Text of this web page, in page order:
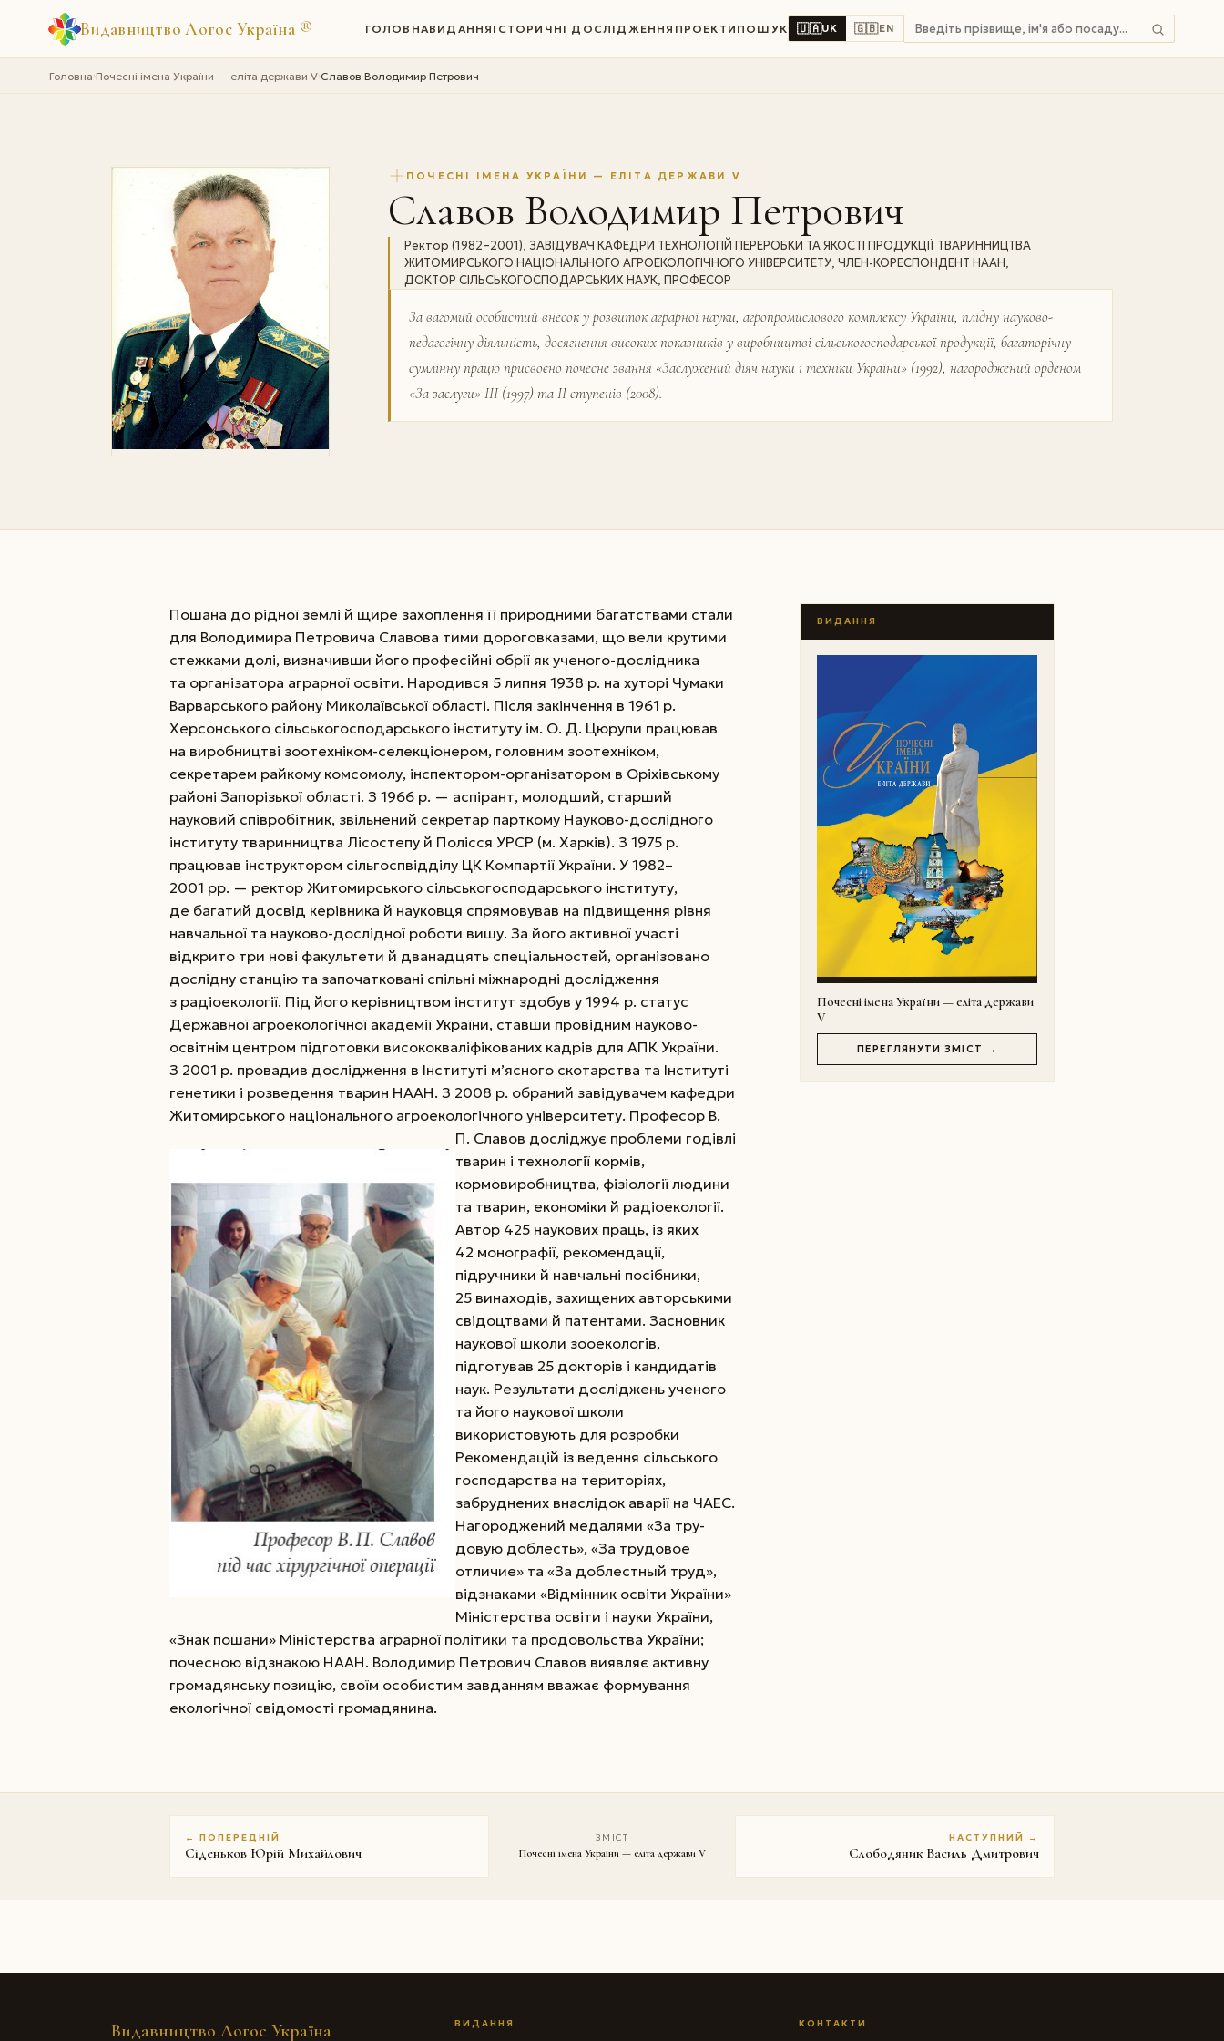
Видавництво Логос Україна ® ГОЛОВНАВИДАННЯ ІСТОРИЧНІ ДОСЛІДЖЕННЯ ПРОЕКТИ ПОШУК 🇺🇦UK 🇬🇧EN
Головна›Почесні імена України — еліта держави V›Славов Володимир Петрович
ПОЧЕСНІ ІМЕНА УКРАЇНИ — ЕЛІТА ДЕРЖАВИ V
Славов Володимир Петрович
Ректор (1982–2001), ЗАВІДУВАЧ КАФЕДРИ ТЕХНОЛОГІЙ ПЕРЕРОБКИ ТА ЯКОСТІ ПРОДУКЦІЇ ТВАРИННИЦТВА
ЖИТОМИРСЬКОГО НАЦІОНАЛЬНОГО АГРОЕКОЛОГІЧНОГО УНІВЕРСИТЕТУ, ЧЛЕН-КОРЕСПОНДЕНТ НААН,
ДОКТОР СІЛЬСЬКОГОСПОДАРСЬКИХ НАУК, ПРОФЕСОР
За вагомий особистий внесок у розвиток аграрної науки, агропромислового комплексу України, плідну науково-
педагогічну діяльність, досягнення високих показників у виробництві сільськогосподарської продукції, багаторічну
сумлінну працю присвоєно почесне звання «Заслужений діяч науки і техніки України» (1992), нагороджений орденом
«За заслуги» ІІІ (1997) та ІІ ступенів (2008).
Пошана до рідної землі й щире захоплення її природними багатствами стали
для Володимира Петровича Славова тими дороговказами, що вели крутими
стежками долі, визначивши його професійні обрії як ученого-дослідника
та організатора аграрної освіти. Народився 5 липня 1938 р. на хуторі Чумаки
Варварського району Миколаївської області. Після закінчення в 1961 р.
Херсонського сільськогосподарського інституту ім. О. Д. Цюрупи працював
на виробництві зоотехніком-селекціонером, головним зоо­техніком,
секретарем райкому комсомолу, інспектором-організатором в Оріхівському
районі Запорізької області. З 1966 р. — аспірант, молодший, старший
науковий співробітник, звільнений секретар парткому Науково-дослідного
інституту тваринництва Лісостепу й Полісся УРСР (м. Харків). З 1975 р.
працював інструктором сільгоспвідділу ЦК Компартії України. У 1982–
2001 рр. — ­ректор Житомирського сільськогосподарського інституту,
де багатий досвід керівника й науковця спрямовував на підвищення рівня
навчальної та науково-дослідної роботи вишу. За його активної участі
відкрито три нові факультети й дванадцять спеціальностей, організовано
дослідну станцію та започатковані спільні міжнародні дослідження
з радіоекології. Під його керівництвом інститут здобув у 1994 р. статус
Державної агроекологічної академії України, ставши провідним науково-
освітнім центром підготовки висококваліфікованих кадрів для АПК України.
З 2001 р. провадив дослідження в Інституті м’ясного скотарства та Інституті
генетики і розведення тварин НААН. З 2008 р. обраний завідувачем кафедри
Житомирського національного агроекологічного університету. Професор В.
П. Славов досліджує проблеми годівлі
тварин і технології кормів,
кормовиробництва, фізіології людини
та тварин, економіки й радіоекології.
Автор 425 наукових праць, із яких
42 монографії, рекомендації,
підручники й навчальні посібники,
25 винаходів, захищених авторськими
свідоцтвами й патентами. Засновник
наукової школи зооекологів,
підготував 25 докторів і кандидатів
наук. Результати досліджень ученого
та його наукової школи
використовують для розробки
Рекомендацій із ведення сільського
господарства на територіях,
забруднених внаслідок аварії на ЧАЕС.
Нагороджений медалями «За тру­
довую доблесть», «За трудовое
отличие» та «За доблестный труд»,
відзнаками «Відмінник освіти України»
Міністерства освіти і науки України,
«Знак пошани» Міні­стерства аграрної політики та продовольства України;
почес­ною відзнакою НААН. Володимир Петрович Славов виявляє активну
громадянську позицію, своїм особистим завданням вважає формування
екологічної свідомості громадянина.
ВИДАННЯ
Почесні імена України — еліта держави
V
ПЕРЕГЛЯНУТИ ЗМІСТ →
← ПОПЕРЕДНІЙ
Сіденьков Юрій Михайлович
ЗМІСТ
Почесні імена України — еліта держави V
НАСТУПНИЙ →
Слободяник Василь Дмитрович
Видавництво Логос Україна ВИДАННЯ КОНТАКТИ